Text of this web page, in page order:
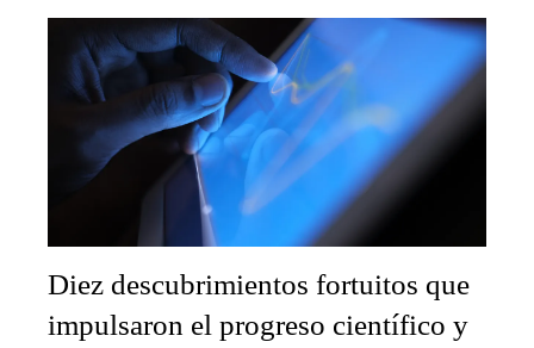
Diez descubrimientos fortuitos que
impulsaron el progreso científico y